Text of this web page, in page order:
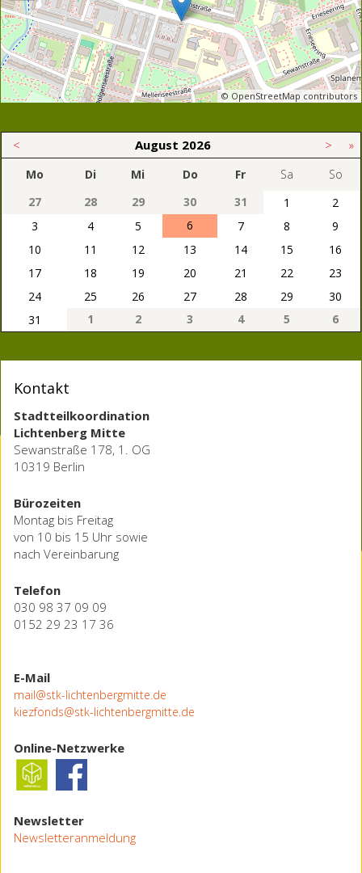
© OpenStreetMap contributors
< August 2026 > »
Mo Di Mi Do Fr Sa
So
27
28 29 30 31 1
2
3
4 5 6 7 8
9
10
11 12 13 14 15
16
17
18 19 20 21 22
23
24
25 26 27 28 29
30
31
1 2 3 4 5 6
Kontakt
Stadtteilkoordination
Lichtenberg Mitte
Sewanstraße 178, 1. OG
10319 Berlin
Bürozeiten
Montag bis Freitag
von 10 bis 15 Uhr sowie
nach Vereinbarung
Telefon
030 98 37 09 09
0152 29 23 17 36
E-Mail
mail@stk-lichtenbergmitte.de
kiezfonds@stk-lichtenbergmitte.de
Online-Netzwerke
Newsletter
Newsletteranmeldung